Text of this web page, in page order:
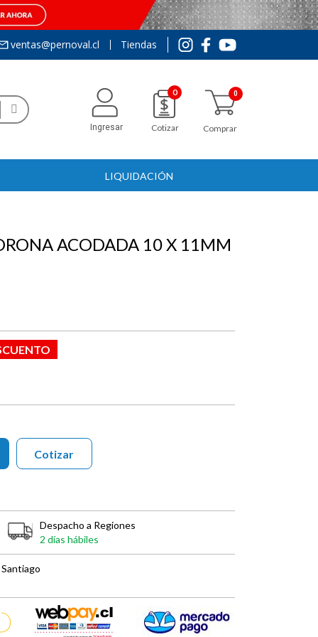
ventas@pernoval.cl Tiendas
Ingresar
0
Cotizar Comprar
LIQUIDACIÓN
ACODADA 10 X 11MM
Cotizar
Despacho a Regiones
2 días hábiles